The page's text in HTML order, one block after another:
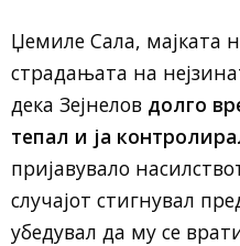
Џемиле Сала, мајката
страдањата на
дека Зејнелов долго
тепал и ја
пријавувало
случајот стигнувал
убедувал да му се